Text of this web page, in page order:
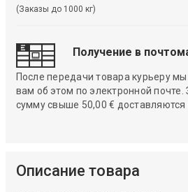
(Заказы до 1000 кг)
Получение в
После передачи товара курьеру
вам об этом по электронной почте.
сумму свыше 50,00 € доставляются
Описание товара